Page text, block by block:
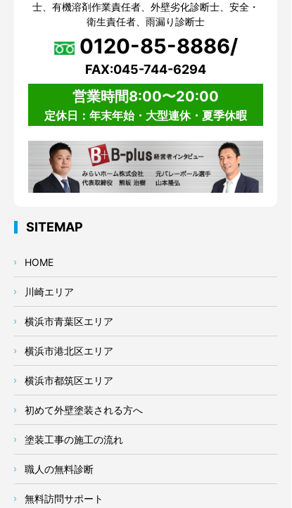
士、有機溶剤作業責任者、外壁劣化診断士、安全・
衛生責任者、雨漏り診断士
0120-85-8886/
FAX:045-744-6294
営業時間8:00〜20:00
定休日：年末年始・大型連休・夏季休暇
SITEMAP
HOME
川崎エリア
横浜市青葉区エリア
横浜市港北区エリア
横浜市都筑区エリア
初めて外壁塗装される方へ
塗装工事の施工の流れ
職人の無料診断
無料訪問サポート